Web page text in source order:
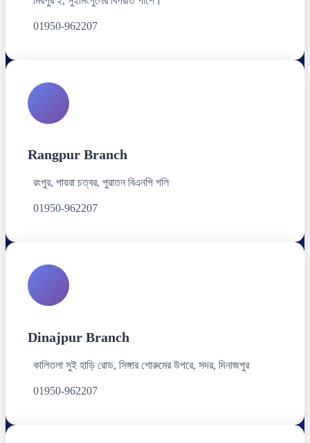
01950-962207
Rangpur Branch
রংপুর, পায়রা চত্বর, পুরাতন বিএনপি গলি
01950-962207
Dinajpur Branch
কালিতলা সুই হাড়ি রোড, সিঙ্গার শোরুমের উপরে, সদর, দিনাজপুর
01950-962207